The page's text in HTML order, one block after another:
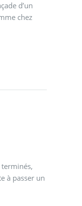
d’un
chez
à passer un